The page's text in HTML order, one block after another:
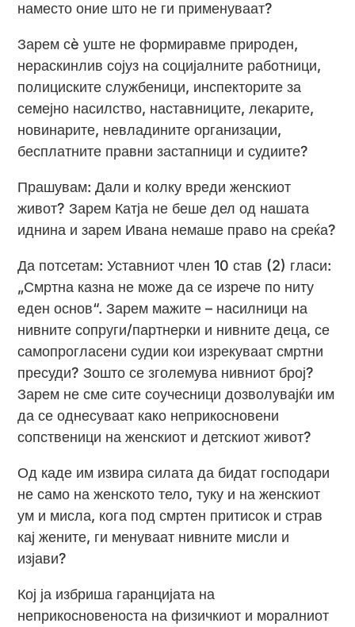
наместо оние што не ги применуваат?
Зарем сè уште не формиравме природен,
нераскинлив сојуз на социјалните работници,
полициските службеници, инспекторите за
семејно насилство, наставниците, лекарите,
новинарите, невладините организации,
бесплатните правни застапници и судиите?
Прашувам: Дали и колку вреди женскиот
живот? Зарем Катја не беше дел од нашата
иднина и зарем Ивана немаше право на среќа?
Да потсетам: Уставниот член 10 став (2) гласи:
„Смртна казна не може да се изрече по ниту
еден основ“. Зарем мажите – насилници на
нивните сопруги/партнерки и нивните деца, се
самопрогласени судии кои изрекуваат смртни
пресуди? Зошто се зголемува нивниот број?
Зарем не сме сите соучесници дозволувајќи им
да се однесуваат како неприкосновени
сопственици на женскиот и детскиот живот?
Од каде им извира силата да бидат господари
не само на женското тело, туку и на женскиот
ум и мисла, кога под смртен притисок и страв
кај жените, ги менуваат нивните мисли и
изјави?
Кој ја избриша гаранцијата на
неприкосновеноста на физичкиот и моралниот